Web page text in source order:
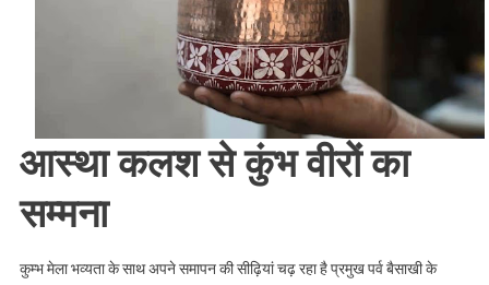
सम्मान
नवाजा
जा
आस्था कलश से कुंभ वीरों का
सम्मना
कुम्भ मेला भव्यता के साथ अपने समापन की सीढ़ियां चढ़ रहा है प्रमुख पर्व बैसाखी के